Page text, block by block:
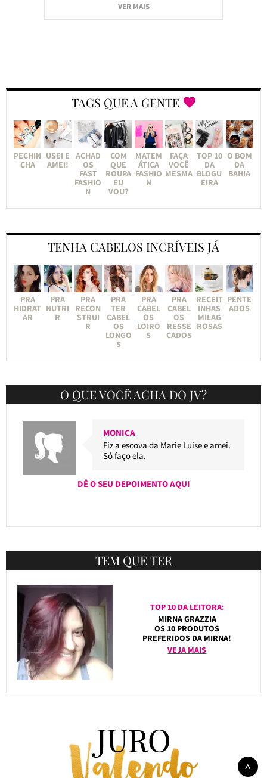
VER MAIS
TAGS QUE A GENTE
PECHIN
CHA
USEI E
AMEI!
ACHAD
OS
FAST
FASHIO
N
COM
QUE
ROUPA
EU
VOU?
MATEM
ÁTICA
FASHIO
N
FAÇA
VOCÊ
MESMA
TOP 10
DA
BLOGU
EIRA
O BOM
DA
BAHIA
TENHA CABELOS INCRÍVEIS JÁ
PRA
HIDRAT
AR
PRA
NUTRI
R
PRA
RECON
STRUI
R
PRA
TER
CABEL
OS
LONGO
S
PRA
CABEL
OS
LOIRO
S
PRA
CABEL
OS
RESSE
CADOS
RECEIT
INHAS
MILAG
ROSAS
PENTE
ADOS
O QUE VOCÊ ACHA DO JV?
MONICA
Fiz a escova da Marie Luise e amei.
Só faço ela.
DÊ O SEU DEPOIMENTO AQUI
TEM QUE TER
TOP 10 DA LEITORA:
MIRNA GRAZZIA
OS 10 PRODUTOS
PREFERIDOS DA MIRNA!
VEJA MAIS